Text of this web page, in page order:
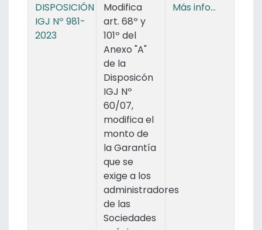
DISPOSICIÓN
IGJ Nº 981-
2023
Modifica
art. 68º y
101º del
Anexo "A"
de la
Disposicón
IGJ Nº
60/07,
modifica el
monto de
la Garantía
que se
exige a los
administradores
de las
Sociedades
Más info...